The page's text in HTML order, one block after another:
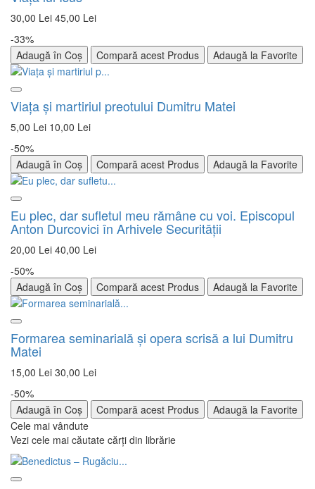
30,00 Lei 45,00 Lei
-33%
Adaugă în Coș
Compară acest Produs Adaugă la Favorite
Viaţa şi martiriul preotului Dumitru Matei
5,00 Lei 10,00 Lei
-50%
Adaugă în Coș
Compară acest Produs Adaugă la Favorite
Eu plec, dar sufletul meu rămâne cu voi. Episcopul
Anton Durcovici în Arhivele Securității
20,00 Lei 40,00 Lei
-50%
Adaugă în Coș
Compară acest Produs Adaugă la Favorite
Formarea seminarială şi opera scrisă a lui Dumitru
Matei
15,00 Lei 30,00 Lei
-50%
Adaugă în Coș
Compară acest Produs
Adaugă la Favorite
Cele mai vândute
Vezi cele mai căutate cărți din librărie